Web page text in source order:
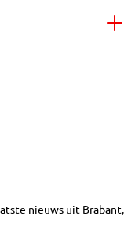
nieuws uit Brabant,